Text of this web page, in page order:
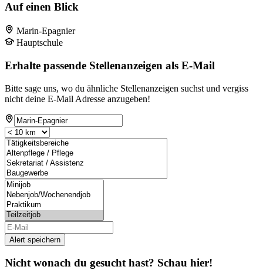
Auf einen Blick
Marin-Epagnier
Hauptschule
Erhalte passende Stellenanzeigen als E-Mail
Bitte sage uns, wo du ähnliche Stellenanzeigen suchst und vergiss
nicht deine E-Mail Adresse anzugeben!
Alert speichern
Nicht wonach du gesucht hast? Schau hier!